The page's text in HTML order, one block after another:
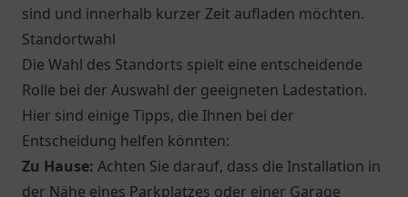
sind und innerhalb kurzer Zeit aufladen möchten.
Standortwahl
Die Wahl des Standorts spielt eine entscheidende
Rolle bei der Auswahl der geeigneten Ladestation.
Hier sind einige Tipps, die Ihnen bei der
Entscheidung helfen könnten:
Zu Hause: Achten Sie darauf, dass die Installation in
der Nähe eines Parkplatzes oder einer Garage